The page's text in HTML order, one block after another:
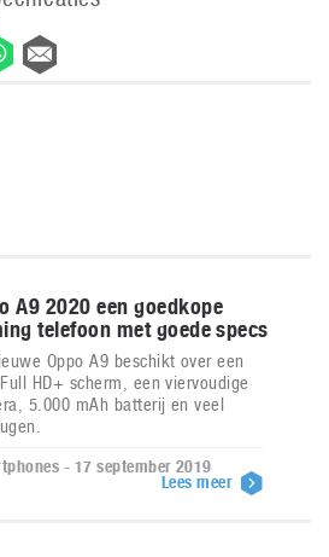
A9 2020 een goedkope
telefoon met goede specs
Oppo A9 beschikt over een
HD+ scherm, een viervoudige
5.000 mAh batterij en veel
- 17 september 2019
Lees meer